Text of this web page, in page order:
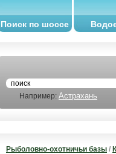
Поиск по шоссе
Например: Астрахань
Рыболовно-охотничьи базы /